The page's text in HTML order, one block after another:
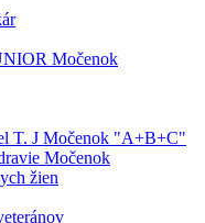
Močenok
T. J Močenok "A+B+C"
Močenok
žien